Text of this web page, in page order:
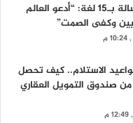
شيخ الأزهر يوجه رسالة بـ15 لغة: “أدعو العالم
وكفى الصمت”
الاستلام.. كيف تحصل
صندوق التمويل العقاري